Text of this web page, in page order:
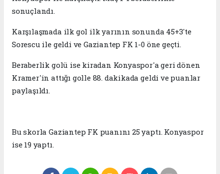
sonuçlandı.
Karşılaşmada ilk gol ilk yarının sonunda 45+3'te
Sorescu ile geldi ve Gaziantep FK 1-0 öne geçti.
Beraberlik golü ise kiradan Konyaspor'a geri dönen
Kramer'in attığı golle 88. dakikada geldi ve puanlar
paylaşıldı.
Bu skorla Gaziantep FK puanını 25 yaptı. Konyaspor
ise 19 yaptı.